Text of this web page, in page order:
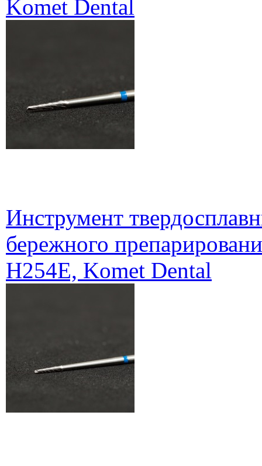
Komet Dental
Инструмент
бережного
H254E, Komet Dental